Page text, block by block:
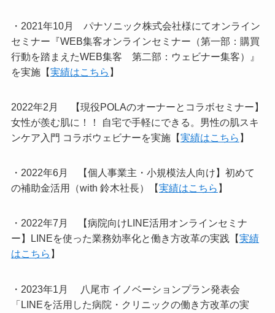
・2021年10月 パナソニック株式会社様にてオンライン
セミナー『WEB集客オンラインセミナー（第一部：購買
行動を踏まえたWEB集客 第二部：ウェビナー集客）』
を実施【実績はこちら 】
2022年2月 【現役POLAのオーナーとコラボセミナー】
女性が羨む肌に！！ 自宅で手軽にできる。男性の肌スキ
ンケア入門 コラボウェビナーを実施【実績はこちら 】
・2022年6月 【個人事業主・小規模法人向け】初めて
の補助金活用（with 鈴木社長）【実績はこちら 】
・2022年7月 【病院向けLINE活用オンラインセミナ
ー】LINEを使った業務効率化と働き方改革の実践【実績
はこちら 】
・2023年1月 八尾市 イノベーションプラン発表会
「LINEを活用した病院・クリニックの働き方改革の実